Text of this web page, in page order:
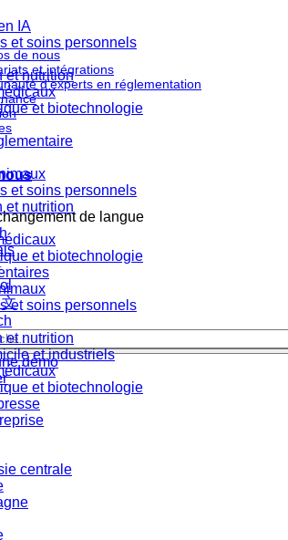
de nous
et intégrations
d'experts en réglementation
démo
IA
et soins personnels
et nutrition
et biotechnologie
et soins personnels
et nutrition
et biotechnologie
et soins personnels
et nutrition
et industriels
et biotechnologie
centrale